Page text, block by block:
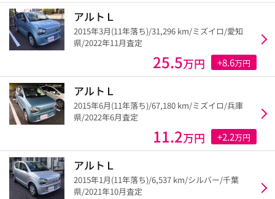
アルトＬ
2015年3月(11年落ち)/31,296 km/ミズイロ/愛知
県/2022年11月査定
25.5万円 +8.6万円
アルトＬ
2015年6月(11年落ち)/67,180 km/ミズイロ/兵庫
県/2022年6月査定
11.2万円 +2.2万円
アルトＬ
2015年1月(11年落ち)/6,537 km/シルバー/千葉
県/2021年10月査定